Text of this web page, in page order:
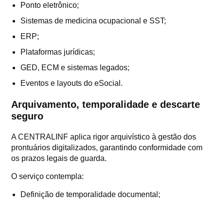
Ponto eletrônico;
Sistemas de medicina ocupacional e SST;
ERP;
Plataformas jurídicas;
GED, ECM e sistemas legados;
Eventos e layouts do eSocial.
Arquivamento, temporalidade e descarte
seguro
A CENTRALINF aplica rigor arquivístico à gestão dos
prontuários digitalizados, garantindo conformidade com
os prazos legais de guarda.
O serviço contempla:
Definição de temporalidade documental;